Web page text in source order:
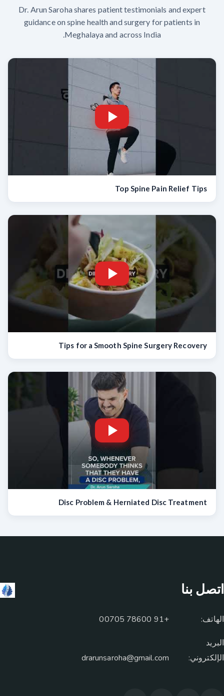
Dr. Arun Saroha shares patient testimonials and expert
guidance on spine health and surgery for patients in
Meghalaya and across India.
Top Spine Pain Relief Tips
Tips for a Smooth Spine Surgery Recovery
Disc Problem & Herniated Disc Treatment
اتصل بنا
الهاتف: +91 78600 00705
البريد
الإلكتروني:
drarunsaroha@gmail.com